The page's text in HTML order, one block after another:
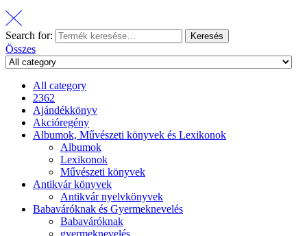
Search for: Keresés
Összes
All category
2362
Ajándékkönyv
Akcióregény
Albumok, Művészeti könyvek és Lexikonok
Albumok
Lexikonok
Művészeti könyvek
Antikvár könyvek
Antikvár nyelvkönyvek
Babaváróknak és Gyermeknevelés
Babaváróknak
gyermeknevelés